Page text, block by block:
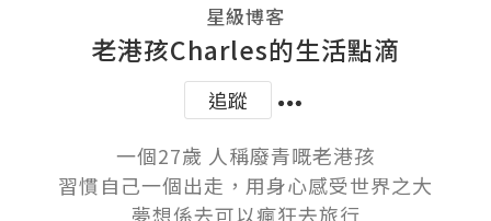
星級博客
老港孩Charles的生活點滴
追蹤
一個27歲 人稱廢青嘅老港孩
習慣自己一個出走，用身心感受世界之大
夢想係去可以瘋狂去旅行